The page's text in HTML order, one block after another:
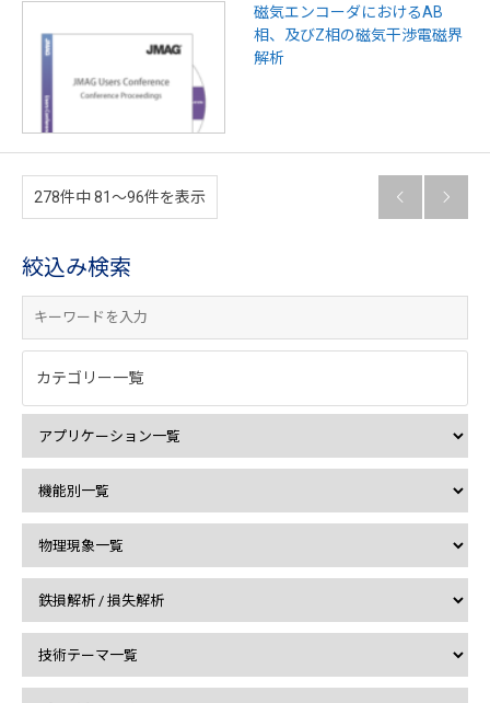
磁気エンコーダにおけるAB
相、及びZ相の磁気干渉電磁界
解析
278件中 81〜96件を表示  
絞込み検索
カテゴリー一覧